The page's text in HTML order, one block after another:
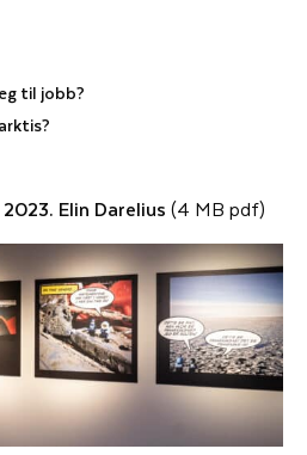
til jobb?
Elin Darelius (4 MB pdf)